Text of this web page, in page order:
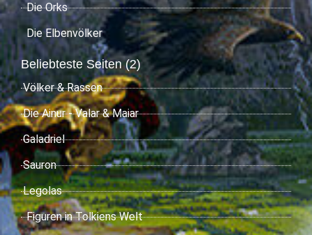
Die Orks
Die Elbenvölker
Beliebteste Seiten (2)
Völker & Rassen
Die Ainur - Valar & Maiar
Galadriel
Sauron
Legolas
Figuren in Tolkiens Welt